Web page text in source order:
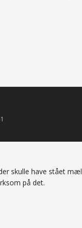
skulle have stået
på det.